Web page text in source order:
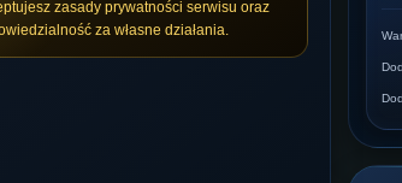
zasady prywatności serwisu oraz
za własne działania.